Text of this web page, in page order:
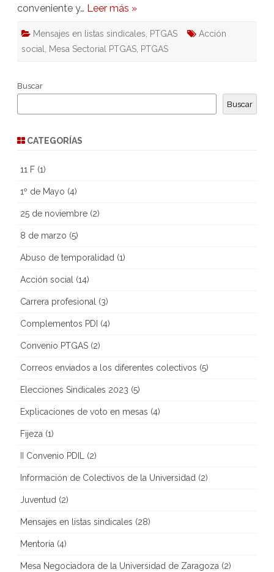
conveniente y… Leer más »
Mensajes en listas sindicales PTGAS
Acción
social
Mesa Sectorial PTGAS PTGAS
Buscar
Buscar
CATEGORÍAS
11 F (1)
1º de Mayo (4)
25 de noviembre (2)
8 de marzo (5)
Abuso de temporalidad (1)
Acción social (14)
Carrera profesional (3)
Complementos PDI (4)
Convenio PTGAS (2)
Correos enviados a los diferentes colectivos (5)
Elecciones Sindicales 2023 (5)
Explicaciones de voto en mesas (4)
Fijeza (1)
II Convenio PDIL (2)
Información de Colectivos de la Universidad (2)
Juventud (2)
Mensajes en listas sindicales (28)
Mentoría (4)
Mesa Negociadora de la Universidad de Zaragoza (2)